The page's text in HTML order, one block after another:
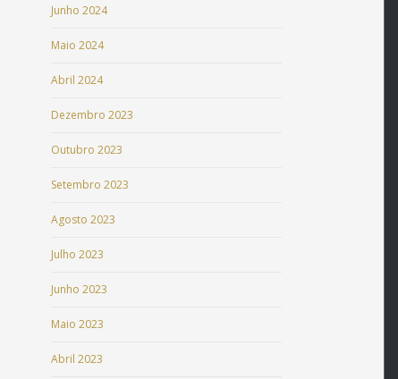
Junho 2024
Maio 2024
Abril 2024
Dezembro 2023
Outubro 2023
Setembro 2023
Agosto 2023
Julho 2023
Junho 2023
Maio 2023
Abril 2023